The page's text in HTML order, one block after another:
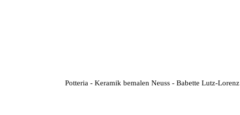
Potteria - Keramik bemalen Neuss - Babette Lutz-Lorenz